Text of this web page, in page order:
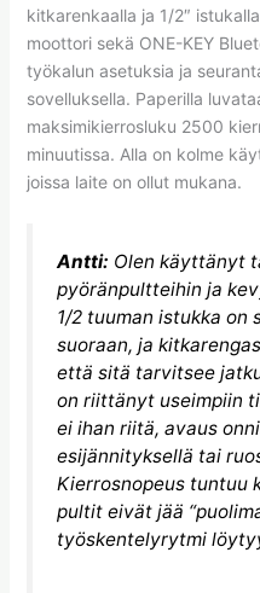
kitkarenkaalla ja 1/2″
moottori sekä ONE-KEY
työkalun asetuksia ja
sovelluksella. Paperilla
maksimikierrosluku 2500
minuutissa. Alla on kolme
joissa laite on ollut mukana.
Antti: Olen käyttänyt
pyöränpultteihin ja
1/2 tuuman istukka on
suoraan, ja
että sitä tarvitsee
on riittänyt useimpiin
ei ihan riitä, avaus
esijännityksellä tai
Kierrosnopeus tuntuu
pultit eivät jää
työskentelyrytmi